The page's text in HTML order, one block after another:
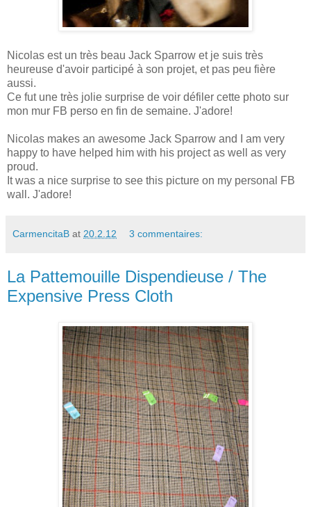
Nicolas est un très beau Jack Sparrow et je suis très
heureuse d'avoir participé à son projet, et pas peu fière
aussi.
Ce fut une très jolie surprise de voir défiler cette photo sur
mon mur FB perso en fin de semaine. J'adore!
Nicolas makes an awesome Jack Sparrow and I am very
happy to have helped him with his project as well as very
proud.
It was a nice surprise to see this picture on my personal FB
wall. J'adore!
CarmencitaB at 20.2.12 3 commentaires:
La Pattemouille Dispendieuse / The
Expensive Press Cloth